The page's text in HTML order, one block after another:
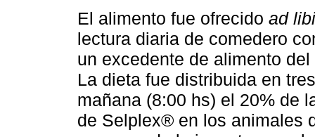
El alimento fue ofrecido ad
lectura diaria de comedero
un excedente de alimento
La dieta fue distribuida en
mañana (8:00 hs) el 20% de
de Selplex® en los animales